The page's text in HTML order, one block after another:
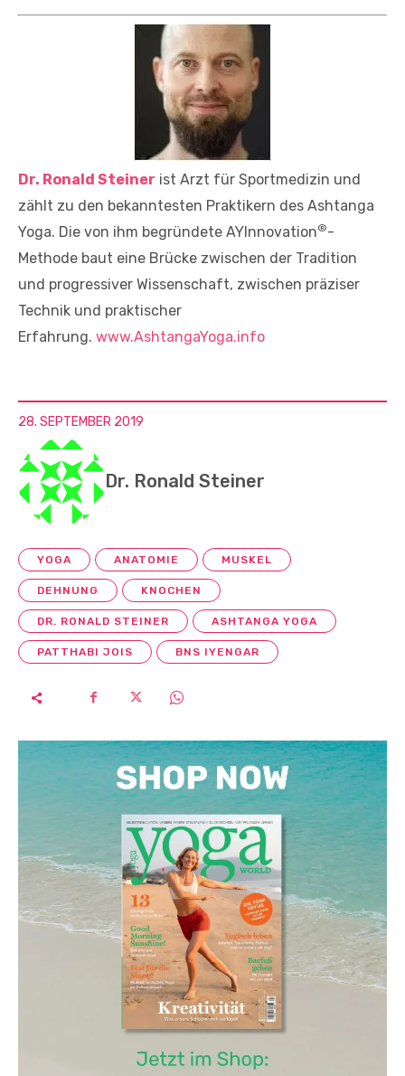
Dr. Ronald Steiner ist Arzt für Sportmedizin und
zählt zu den bekanntesten Praktikern des Ashtanga
Yoga. Die von ihm begründete AYInnovation®-
Methode baut eine Brücke zwischen der Tradition
und progressiver Wissenschaft, zwischen präziser
Technik und praktischer
Erfahrung. www.AshtangaYoga.info
28. SEPTEMBER 2019
Dr. Ronald Steiner
YOGA ANATOMIE MUSKEL
DEHNUNG KNOCHEN
DR. RONALD STEINER ASHTANGA YOGA
PATTHABI JOIS BNS IYENGAR